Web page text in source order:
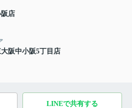
店
阪中小阪5丁目店
LINEで共有する